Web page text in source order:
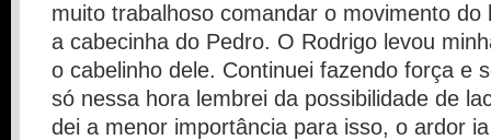
muito trabalhoso comandar o movimento do
a cabecinha do Pedro. O Rodrigo levou
o cabelinho dele. Continuei fazendo força e
só nessa hora lembrei da possibilidade de
dei a menor importância para isso, o ardor